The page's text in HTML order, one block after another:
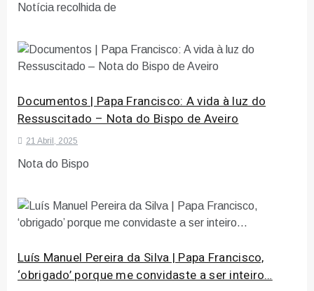
Notícia recolhida de
Documentos | Papa Francisco: A vida à luz do
Ressuscitado – Nota do Bispo de Aveiro
21 Abril, 2025
Nota do Bispo
Luís Manuel Pereira da Silva | Papa Francisco,
‘obrigado’ porque me convidaste a ser inteiro…